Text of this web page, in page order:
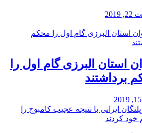
استان البرزی گام اول را
برداشتند